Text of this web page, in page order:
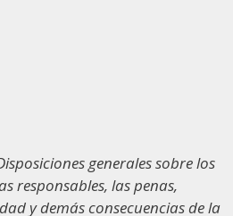
generales sobre los
responsables, las penas,
y demás consecuencias de la